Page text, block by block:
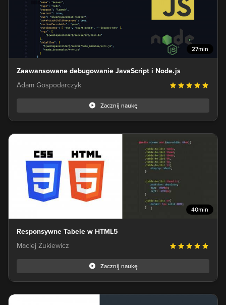
27min
Zaawansowane debugowanie JavaScript i Node.js
Adam Gospodarczyk
Zacznij naukę
40min
Responsywne Tabele w HTML5
Maciej Żukiewicz
Zacznij naukę